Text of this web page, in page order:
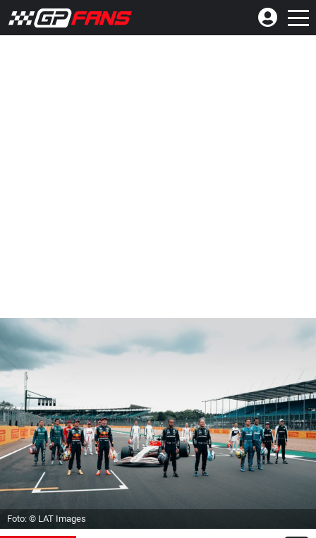
Foto: © LAT Images